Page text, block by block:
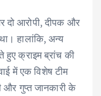
दो आरोपी, दीपक और
हालांकि, अन्य
हुए क्राइम ब्रांच की
में एक विशेष टीम
और गुप्त जानकारी के